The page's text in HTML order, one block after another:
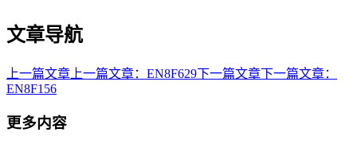
文章导航
上一篇文章 上一篇文章： EN8F629下一篇文章下一篇文章：
EN8F156
更多内容